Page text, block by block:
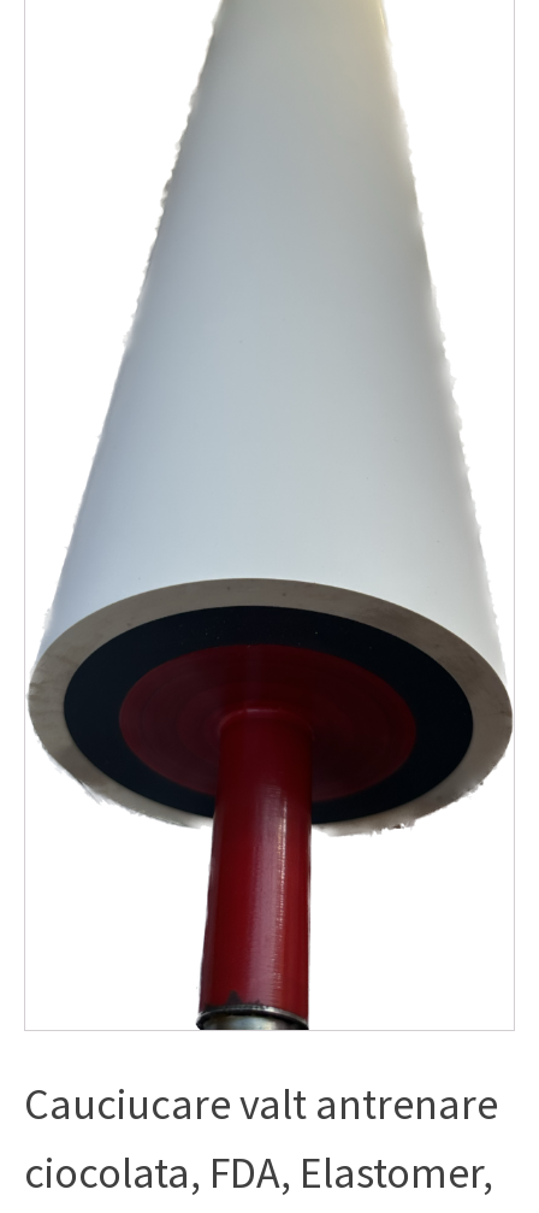
Cauciucare valt antrenare
ciocolata, FDA, Elastomer,